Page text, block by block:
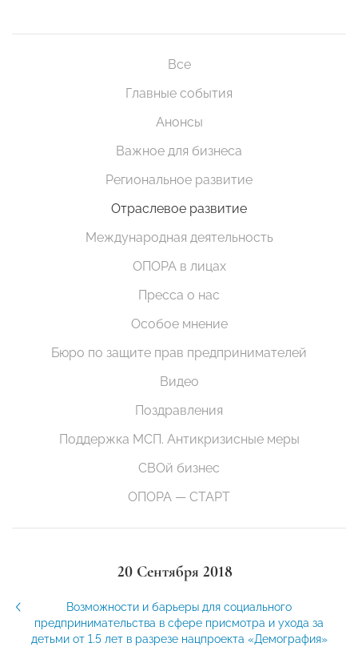
Все
Главные события
Анонсы
Важное для бизнеса
Региональное развитие
Отраслевое развитие
Международная деятельность
ОПОРА в лицах
Пресса о нас
Особое мнение
Бюро по защите прав предпринимателей
Видео
Поздравления
Поддержка МСП. Антикризисные меры
СВОй бизнес
ОПОРА — СТАРТ
20 Сентября 2018
Возможности и барьеры для социального
предпринимательства в сфере присмотра и ухода за
детьми от 1.5 лет в разрезе нацпроекта «Демография»